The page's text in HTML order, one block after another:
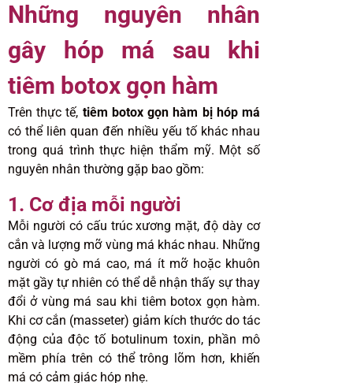
Những nguyên nhân
gây hóp má sau khi
tiêm botox gọn hàm
Trên thực tế, tiêm botox gọn hàm bị hóp má
có thể liên quan đến nhiều yếu tố khác nhau
trong quá trình thực hiện thẩm mỹ. Một số
nguyên nhân thường gặp bao gồm:
1. Cơ địa mỗi người
Mỗi người có cấu trúc xương mặt, độ dày cơ
cắn và lượng mỡ vùng má khác nhau. Những
người có gò má cao, má ít mỡ hoặc khuôn
mặt gầy tự nhiên có thể dễ nhận thấy sự thay
đổi ở vùng má sau khi tiêm botox gọn hàm.
Khi cơ cắn (masseter) giảm kích thước do tác
động của độc tố botulinum toxin, phần mô
mềm phía trên có thể trông lõm hơn, khiến
má có cảm giác hóp nhẹ.